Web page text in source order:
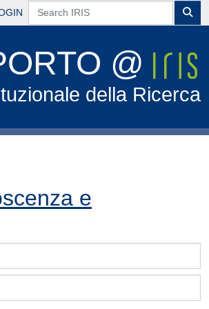
@
della Ricerca
e